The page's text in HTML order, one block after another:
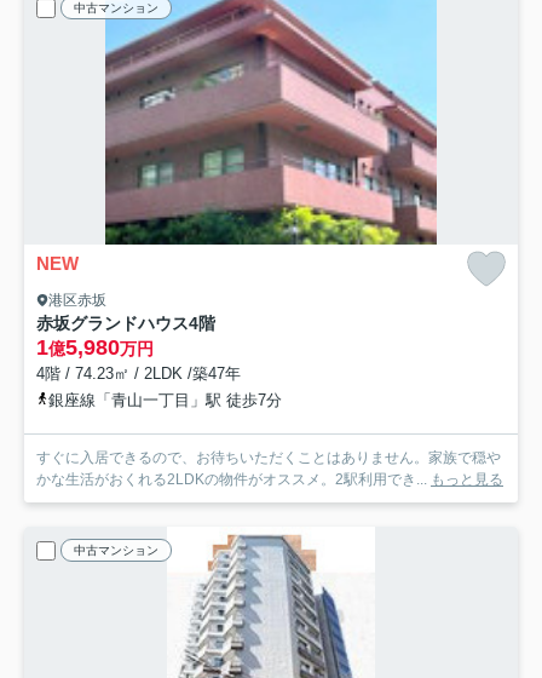
中古マンション
NEW
港区赤坂
赤坂グランドハウス4階
1億5,980万円
4階 / 74.23㎡ / 2LDK /築47年
銀座線「青山一丁目」駅 徒歩7分
すぐに入居できるので、お待ちいただくことはありません。家族で穏や
かな生活がおくれる2LDKの物件がオススメ。2駅利用でき... もっと見る
中古マンション